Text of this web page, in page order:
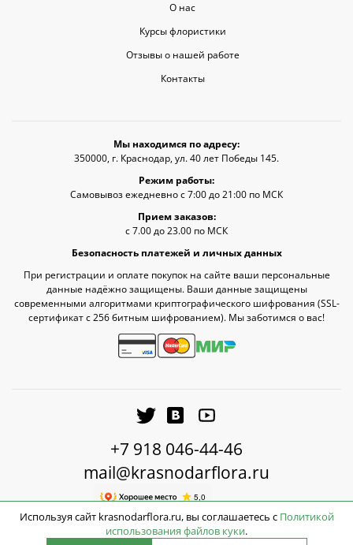
Используя сайт krasnodarflora.ru, вы соглашаетесь с Политикой
использования файлов куки.
О нас
Курсы флористики
Отзывы о нашей работе
Контакты
Мы находимся по адресу:
350000, г. Краснодар, ул. 40 лет Победы 145.
Режим работы:
Самовывоз ежедневно с 7:00 до 21:00 по МСК
Прием заказов:
с 7.00 до 23.00 по МСК
Безопасность платежей и личных данных
При регистрации и оплате покупок на сайте ваши персональные
данные надёжно защищены. Ваши данные защищены
современными алгоритмами криптографического шифрования (SSL-
сертификат c 256 битным шифрованием). Мы заботимся о вас!
+7 918 046-44-46
mail@krasnodarflora.ru